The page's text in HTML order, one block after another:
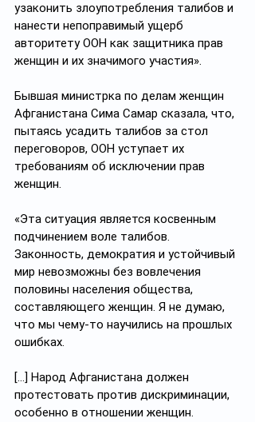
узаконить злоупотребления талибов и
нанести непоправимый ущерб
авторитету ООН как защитника прав
женщин и их значимого участия».
Бывшая министрка по делам женщин
Афганистана Сима Самар сказала, что,
пытаясь усадить талибов за стол
переговоров, ООН уступает их
требованиям об исключении прав
женщин.
«Эта ситуация является косвенным
подчинением воле талибов.
Законность, демократия и устойчивый
мир невозможны без вовлечения
половины населения общества,
составляющего женщин. Я не думаю,
что мы чему-то научились на прошлых
ошибках.
[…] Народ Афганистана должен
протестовать против дискриминации,
особенно в отношении женщин.